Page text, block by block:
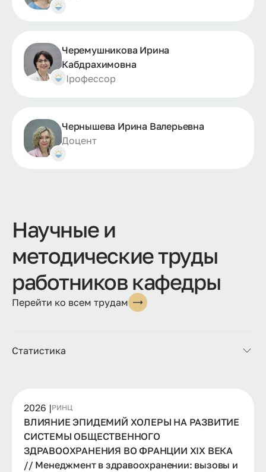
Черемушникова Ирина
Кабдрахимовна
Профессор
Чернышева Ирина Валерьевна
Доцент
Научные и
методические труды
работников кафедры
Перейти ко всем трудам
Статистика
2026 |РИНЦ
ВЛИЯНИЕ ЭПИДЕМИЙ ХОЛЕРЫ НА РАЗВИТИЕ
СИСТЕМЫ ОБЩЕСТВЕННОГО
ЗДРАВООХРАНЕНИЯ ВО ФРАНЦИИ XIX ВЕКА
// Менеджмент в здравоохранении: вызовы и